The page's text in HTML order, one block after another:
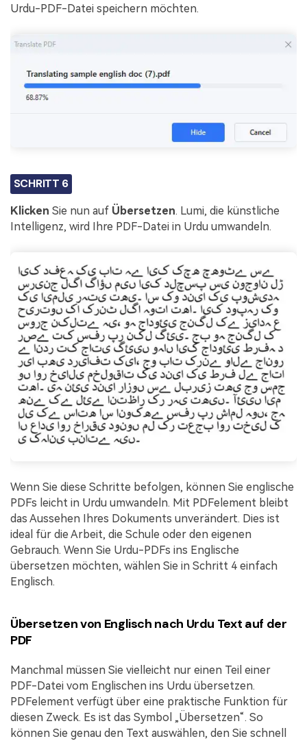
Urdu-PDF-Datei speichern möchten.
SCHRITT 6
Klicken Sie nun auf Übersetzen. Lumi, die künstliche
Intelligenz, wird Ihre PDF-Datei in Urdu umwandeln.
Wenn Sie diese Schritte befolgen, können Sie englische
PDFs leicht in Urdu umwandeln. Mit PDFelement bleibt
das Aussehen Ihres Dokuments unverändert. Dies ist
ideal für die Arbeit, die Schule oder den eigenen
Gebrauch. Wenn Sie Urdu-PDFs ins Englische
übersetzen möchten, wählen Sie in Schritt 4 einfach
Englisch.
Übersetzen von Englisch nach Urdu Text auf der
PDF
Manchmal müssen Sie vielleicht nur einen Teil einer
PDF-Datei vom Englischen ins Urdu übersetzen.
PDFelement verfügt über eine praktische Funktion für
diesen Zweck. Es ist das Symbol „Übersetzen“. So
können Sie genau den Text auswählen, den Sie schnell